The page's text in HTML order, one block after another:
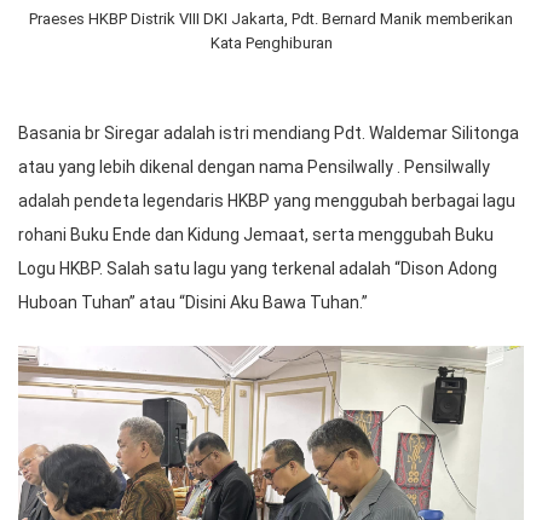
Praeses HKBP Distrik VIII DKI Jakarta, Pdt. Bernard Manik memberikan
Kata Penghiburan
Basania br Siregar adalah istri mendiang Pdt. Waldemar Silitonga
atau yang lebih dikenal dengan nama Pensilwally . Pensilwally
adalah pendeta legendaris HKBP yang menggubah berbagai lagu
rohani Buku Ende dan Kidung Jemaat, serta menggubah Buku
Logu HKBP. Salah satu lagu yang terkenal adalah “Dison Adong
Huboan Tuhan” atau “Disini Aku Bawa Tuhan.”